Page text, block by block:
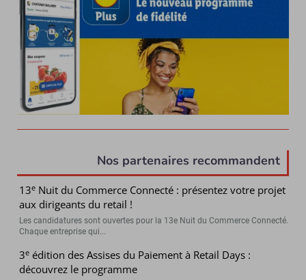
Nos partenaires recommandent
13e Nuit du Commerce Connecté : présentez votre projet
aux dirigeants du retail !
Les candidatures sont ouvertes pour la 13e Nuit du Commerce Connecté.
Chaque entreprise qui...
3e édition des Assises du Paiement à Retail Days :
découvrez le programme